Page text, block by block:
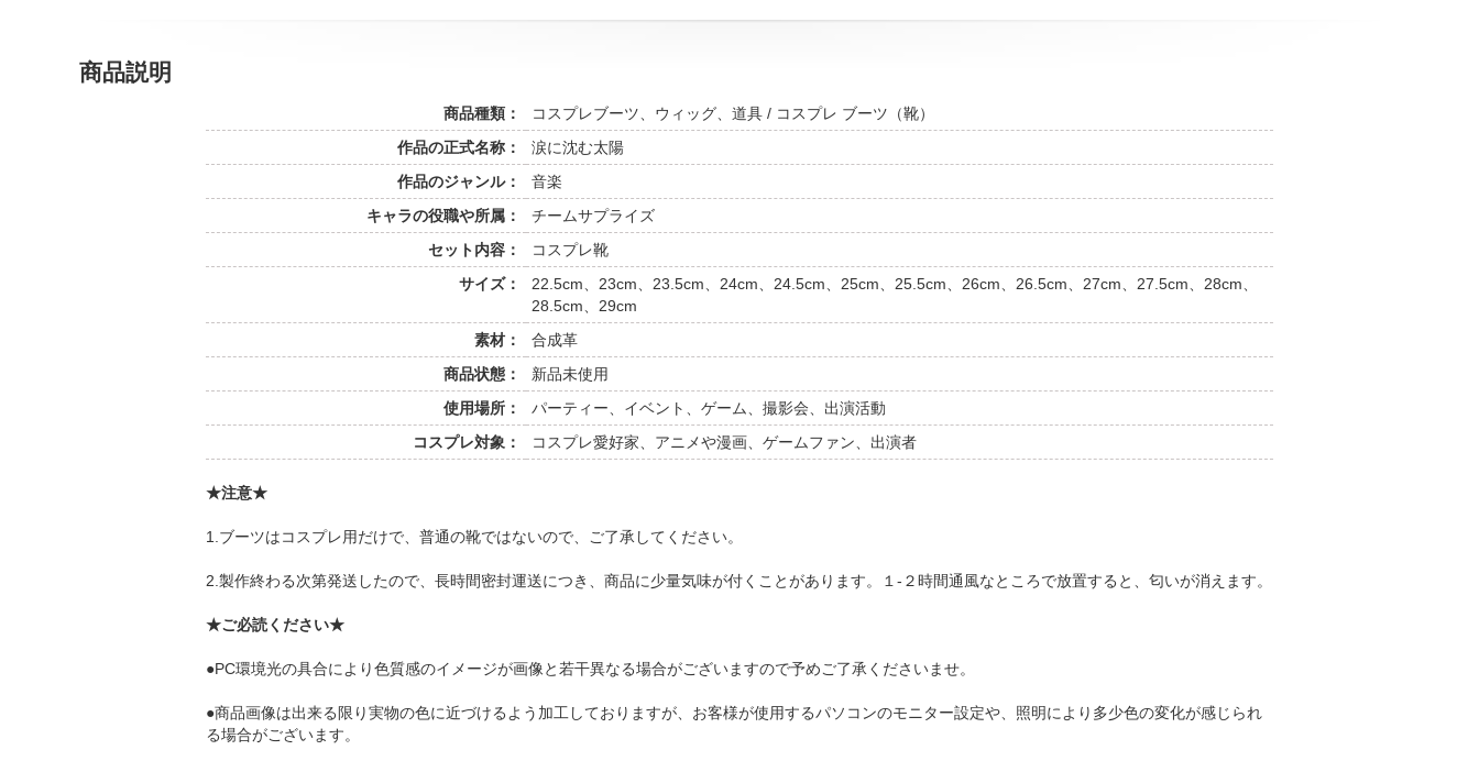
商品説明
商品種類：
コスプレブーツ、ウィッグ、道具 / コスプレ ブーツ（靴）
作品の正式名称：
涙に沈む太陽
作品のジャンル：
音楽
キャラの役職や所属：
チームサプライズ
セット内容：
コスプレ靴
サイズ：
22.5cm、23cm、23.5cm、24cm、24.5cm、25cm、25.5cm、26cm、26.5cm、27cm、27.5cm、28cm、
28.5cm、29cm
素材：
合成革
商品状態：
新品未使用
使用場所：
パーティー、イベント、ゲーム、撮影会、出演活動
コスプレ対象：
コスプレ愛好家、アニメや漫画、ゲームファン、出演者
★注意★
1.ブーツはコスプレ用だけで、普通の靴ではないので、ご了承してください。
2.製作終わる次第発送したので、長時間密封運送につき、商品に少量気味が付くことがあります。１-２時間通風なところで放置すると、匂いが消えます。
★ご必読ください★
●PC環境光の具合により色質感のイメージが画像と若干異なる場合がございますので予めご了承くださいませ。
●商品画像は出来る限り実物の色に近づけるよう加工しておりますが、お客様が使用するパソコンのモニター設定や、照明により多少色の変化が感じられ
る場合がございます。